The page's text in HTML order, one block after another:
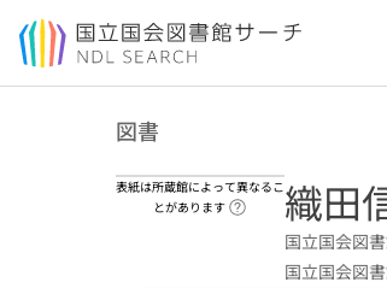
本文へ移動
図書
表紙は所蔵館によって異なるこ
とがあります
ヘルプページ
織田
国立国会図
国立国会図